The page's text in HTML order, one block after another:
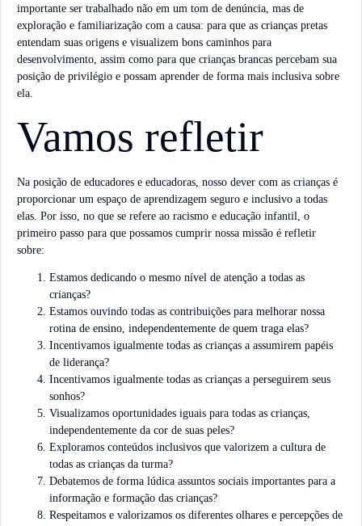
importante ser trabalhado não em um tom de denúncia, mas de
exploração e familiarização com a causa: para que as crianças pretas
entendam suas origens e visualizem bons caminhos para
desenvolvimento, assim como para que crianças brancas percebam sua
posição de privilégio e possam aprender de forma mais inclusiva sobre
ela.
Vamos refletir
Na posição de educadores e educadoras, nosso dever com as crianças é
proporcionar um espaço de aprendizagem seguro e inclusivo a todas
elas. Por isso, no que se refere ao racismo e educação infantil, o
primeiro passo para que possamos cumprir nossa missão é refletir
sobre:
Estamos dedicando o mesmo nível de atenção a todas as
crianças?
Estamos ouvindo todas as contribuições para melhorar nossa
rotina de ensino, independentemente de quem traga elas?
Incentivamos igualmente todas as crianças a assumirem papéis
de liderança?
Incentivamos igualmente todas as crianças a perseguirem seus
sonhos?
Visualizamos oportunidades iguais para todas as crianças,
independentemente da cor de suas peles?
Exploramos conteúdos inclusivos que valorizem a cultura de
todas as crianças da turma?
Debatemos de forma lúdica assuntos sociais importantes para a
informação e formação das crianças?
Respeitamos e valorizamos os diferentes olhares e percepções de